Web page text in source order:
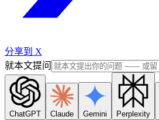
分享到 X
就本文提问
ChatGPT Claude Gemini Perplexity